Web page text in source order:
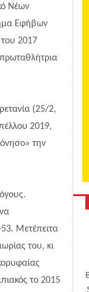
Νέων
Εφήβων
2017
(25/2,
2019,
την
Μετέπειτα
του, κι
το 2015